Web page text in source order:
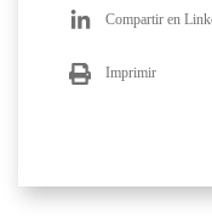
Compartir en
Imprimir